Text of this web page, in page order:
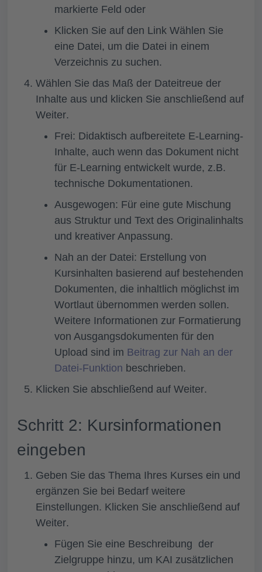
markierte Feld oder
Klicken Sie auf den Link Wählen Sie
eine Datei, um die Datei in einem
Verzeichnis zu suchen.
Wählen Sie das Maß der Dateitreue der
Inhalte aus und klicken Sie anschließend auf
Weiter.
Frei: Didaktisch aufbereitete E-Learning-
Inhalte, auch wenn das Dokument nicht
für E-Learning entwickelt wurde, z.B.
technische Dokumentationen.
Ausgewogen: Für eine gute Mischung
aus Struktur und Text des Originalinhalts
und kreativer Anpassung.
Nah an der Datei: Erstellung von
Kursinhalten basierend auf bestehenden
Dokumenten, die inhaltlich möglichst im
Wortlaut übernommen werden sollen.
Weitere Informationen zur Formatierung
von Ausgangsdokumenten für den
Upload sind im Beitrag zur Nah an der
Datei-Funktion beschrieben.
Klicken Sie abschließend auf Weiter.
Schritt 2: Kursinformationen
eingeben
Geben Sie das Thema Ihres Kurses ein und
ergänzen Sie bei Bedarf weitere
Einstellungen. Klicken Sie anschließend auf
Weiter.
Fügen Sie eine Beschreibung der
Zielgruppe hinzu, um KAI zusätzlichen